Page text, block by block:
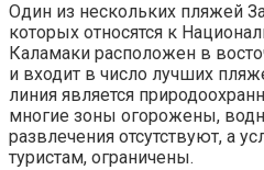
Один из нескольких пляжей
которых относятся к
Каламаки расположен в
и входит в число лучших
линия является
многие зоны огорожены,
развлечения отсутствуют, а
туристам, ограничены.